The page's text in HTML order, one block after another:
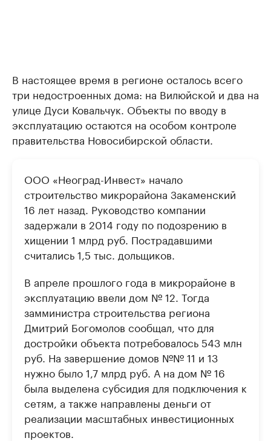
В настоящее время в регионе осталось всего
три недостроенных дома: на Вилюйской и два на
улице Дуси Ковальчук. Объекты по вводу в
эксплуатацию остаются на особом контроле
правительства Новосибирской области.
ООО «Неоград-Инвест» начало
строительство микрорайона Закаменский
16 лет назад. Руководство компании
задержали в 2014 году по подозрению в
хищении 1 млрд руб. Пострадавшими
считались 1,5 тыс. дольщиков.
В апреле прошлого года в микрорайоне в
эксплуатацию ввели дом № 12. Тогда
замминистра строительства региона
Дмитрий Богомолов сообщал, что для
достройки объекта потребовалось 543 млн
руб. На завершение домов №№ 11 и 13
нужно было 1,7 млрд руб. А на дом № 16
была выделена субсидия для подключения к
сетям, а также направлены деньги от
реализации масштабных инвестиционных
проектов.